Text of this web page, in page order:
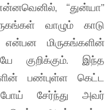
“துன்யா”
வாழும் காடு
மிருகங்களின்
குறிக்கும். இந்த
பண்புள்ள கெட்ட
சேர்ந்து அவர்